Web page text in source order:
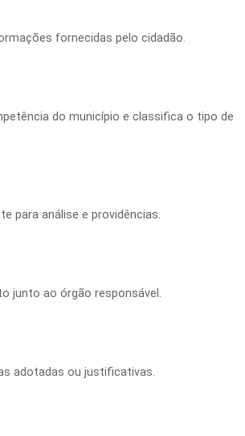
fornecidas pelo cidadão.
do município e classifica o tipo de
para análise e providências.
junto ao órgão responsável.
adotadas ou justificativas.